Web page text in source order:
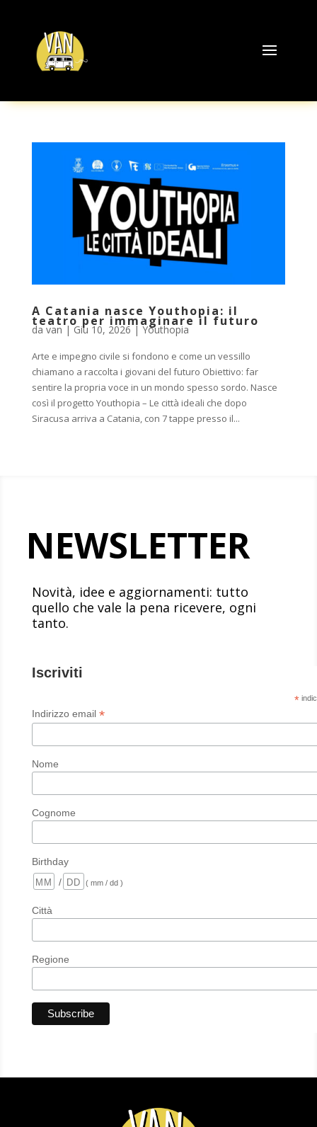
A Catania nasce Youthopia: il
teatro per immaginare il futuro
davan|Giu 10, 2026|Youthopia
Arte e impegno civile si fondono e come un vessillo
chiamano a raccolta i giovani del futuro Obiettivo: far
sentire la propria voce in un mondo spesso sordo. Nasce
così il progetto Youthopia – Le città ideali che dopo
Siracusa arriva a Catania, con 7 tappe presso il...
NEWSLETTER
Novità, idee e aggiornamenti: tutto
quello che vale la pena ricevere, ogni
tanto.
Iscriviti
*
Indirizzo email *
Nome
Cognome
Birthday
/
( mm / dd )
Città
Regione